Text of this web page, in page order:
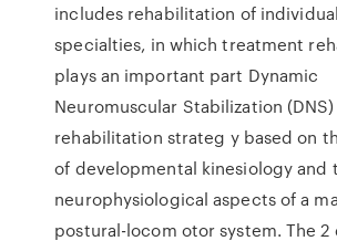
includes rehabilitation of
specialties, in which treatment
plays an important part Dynamic
Neuromuscular Stabilization
rehabilitation strateg y based on
of developmental kinesiology and
neurophysiological aspects of a
postural-locom otor system. The 2